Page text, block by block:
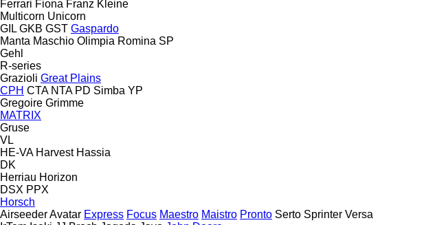
Ferrari Fiona Franz Kleine
Multicorn Unicorn
GIL GKB GST Gaspardo
Manta Maschio Olimpia Romina SP
Gehl
R-series
Grazioli Great Plains
CPH CTA NTA PD Simba YP
Gregoire Grimme
MATRIX
Gruse
VL
HE-VA Harvest Hassia
DK
Herriau Horizon
DSX PPX
Horsch
AirseederAvatar Express Focus Maestro Maistro Pronto Serto Sprinter Versa